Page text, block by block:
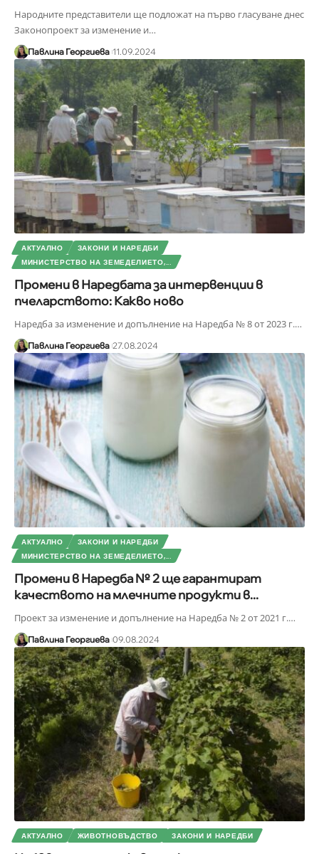
Народните представители ще подложат на първо гласуване днес
Законопроект за изменение и…
Павлина Георгиева 11.09.2024
АКТУАЛНО
ЗАКОНИ И НАРЕДБИ
МИНИСТЕРСТВО НА ЗЕМЕДЕЛИЕТО,...
Промени в Наредбата за интервенции в
пчеларството: Какво ново
Наредба за изменение и допълнение на Наредба № 8 от 2023 г.…
Павлина Георгиева 27.08.2024
АКТУАЛНО
ЗАКОНИ И НАРЕДБИ
МИНИСТЕРСТВО НА ЗЕМЕДЕЛИЕТО,...
Промени в Наредба № 2 ще гарантират
качеството на млечните продукти в...
Проект за изменение и допълнение на Наредба № 2 от 2021 г.…
Павлина Георгиева 09.08.2024
АКТУАЛНО ЖИВОТНОВЪДСТВО ЗАКОНИ И НАРЕДБИ